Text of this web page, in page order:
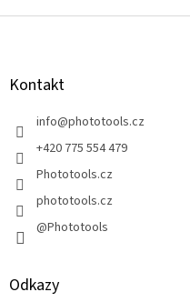
Z
Kontakt
info@phototools.cz
+420 775 554 479
Phototools.cz
phototools.cz
@Phototools
Odkazy